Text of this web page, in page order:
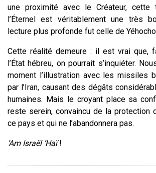
une proximité avec le Créateur,
l’Éternel est véritablement une très
lecture plus profonde fut celle de
Cette réalité demeure : il est vrai que,
l’État hébreu, on pourrait s’inquiéter.
moment l’illustration avec les missiles
par l’Iran, causant des dégâts
humaines. Mais le croyant place sa
reste serein, convaincu de la protection
ce pays et qui ne l’abandonnera pas.
‘Am Israël ‘Haï!